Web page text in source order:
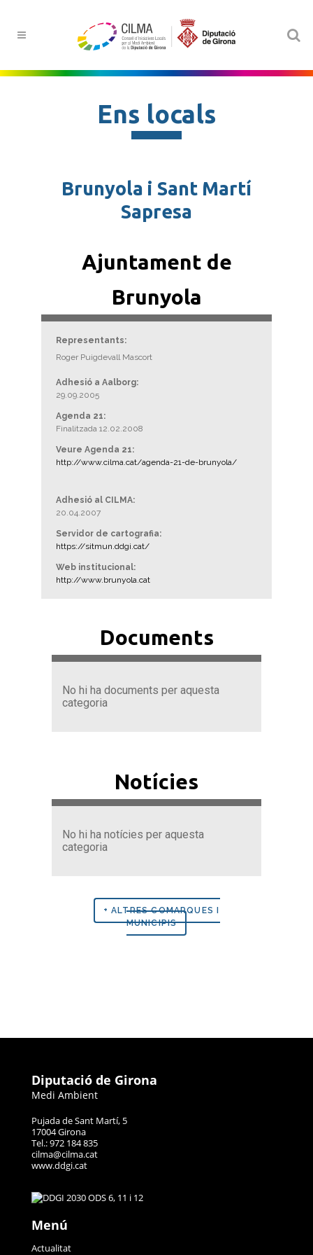
Ens locals
Brunyola i Sant Martí
Sapresa
Ajuntament de
Brunyola
Representants:
Roger Puigdevall Mascort
Adhesió a Aalborg:
29.09.2005
Agenda 21:
Finalitzada 12.02.2008
Veure Agenda 21:
http://www.cilma.cat/agenda-21-de-brunyola/
Adhesió al CILMA:
20.04.2007
Servidor de cartografia:
https://sitmun.ddgi.cat/
Web institucional:
http://www.brunyola.cat
Documents
No hi ha documents per aquesta
categoria
Notícies
No hi ha notícies per aquesta
categoria
+ ALTRES COMARQUES I
MUNICIPIS
Diputació de Girona
Medi Ambient
Pujada de Sant Martí, 5
17004 Girona
Tel.: 972 184 835
cilma@cilma.cat
www.ddgi.cat
Menú
Actualitat